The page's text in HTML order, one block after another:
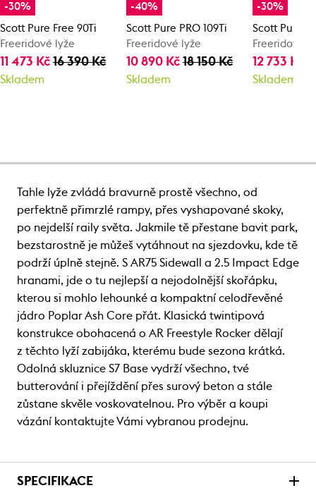
-30%
Scott Pure Free 90Ti
Freeridové lyže
11 473 Kč 16 390 Kč
Skladem
-40%
Scott Pure PRO 109Ti
Freeridové lyže
10 890 Kč18 150 Kč
Skladem
-30%
Scott Pure
Freeridové
12 733 Kč
Skladem
Tahle lyže zvládá bravurně prostě všechno, od
perfektně přimrzlé rampy, přes vyshapované skoky,
po nejdelší raily světa. Jakmile tě přestane bavit park,
bezstarostně je můžeš vytáhnout na sjezdovku, kde tě
podrží úplně stejně. S AR75 Sidewall a 2.5 Impact Edge
hranami, jde o tu nejlepší a nejodolnější skořápku,
kterou si mohlo lehounké a kompaktní celodřevěné
jádro Poplar Ash Core přát. Klasická twintipová
konstrukce obohacená o AR Freestyle Rocker dělají
z těchto lyží zabijáka, kterému bude sezona krátká.
Odolná skluznice S7 Base vydrží všechno, tvé
butterování i přejíždění přes surový beton a stále
zůstane skvěle voskovatelnou. Pro výběr a koupi
vázání kontaktujte Vámi vybranou prodejnu.
SPECIFIKACE